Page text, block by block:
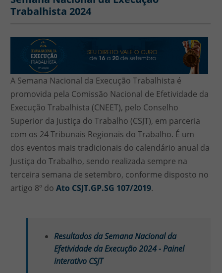
Trabalhista 2024
A Semana Nacional da Execução Trabalhista é
promovida pela Comissão Nacional de Efetividade da
Execução Trabalhista (CNEET), pelo Conselho
Superior da Justiça do Trabalho (CSJT), em parceria
com os 24 Tribunais Regionais do Trabalho. É um
dos eventos mais tradicionais do calendário anual da
Justiça do Trabalho, sendo realizada sempre na
terceira semana de setembro, conforme disposto no
artigo 8º do Ato CSJT.GP.SG 107/2019.
Resultados da Semana Nacional da
Efetividade da Execução 2024 - Painel
interativo CSJT